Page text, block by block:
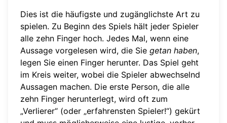
Dies ist die häufigste und zugänglichste Art zu
spielen. Zu Beginn des Spiels hält jeder Spieler
alle zehn Finger hoch. Jedes Mal, wenn eine
Aussage vorgelesen wird, die Sie getan haben,
legen Sie einen Finger herunter. Das Spiel geht
im Kreis weiter, wobei die Spieler abwechselnd
Aussagen machen. Die erste Person, die alle
zehn Finger herunterlegt, wird oft zum
„Verlierer“ (oder „erfahrensten Spieler!“) gekürt